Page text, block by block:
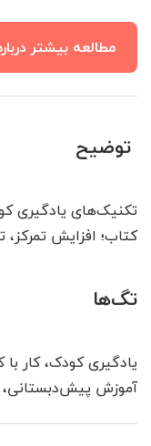
مطالعه بیشتر
توضیح
کتاب؛ افزایش تمرکز،
تگ‌ها
یادگیری کودک، کار
آموزش پیش‌دبستانی،